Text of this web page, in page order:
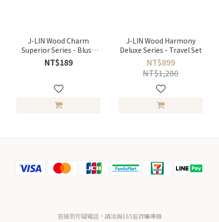
J-LIN Wood Charm
Superior Series - Blush
Blending Brush
NT$189
J-LIN Wood Harmony
Deluxe Series - Travel Set
NT$899
NT$1,280
若接到可疑電話，請洽詢165反詐騙專線